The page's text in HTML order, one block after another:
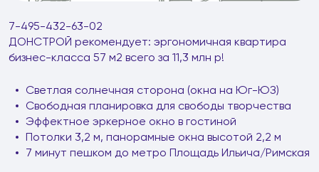
7-495-432-63-02
ДОНСТРОЙ рекомендует: эргономичная квартира
бизнес-класса 57 м2 всего за 11,3 млн р!
Светлая солнечная сторона (окна на Юг-ЮЗ)
Свободная планировка для свободы творчества
Эффектное эркерное окно в гостиной
Потолки 3,2 м, панорамные окна высотой 2,2 м
7 минут пешком до метро Площадь Ильича/Римская